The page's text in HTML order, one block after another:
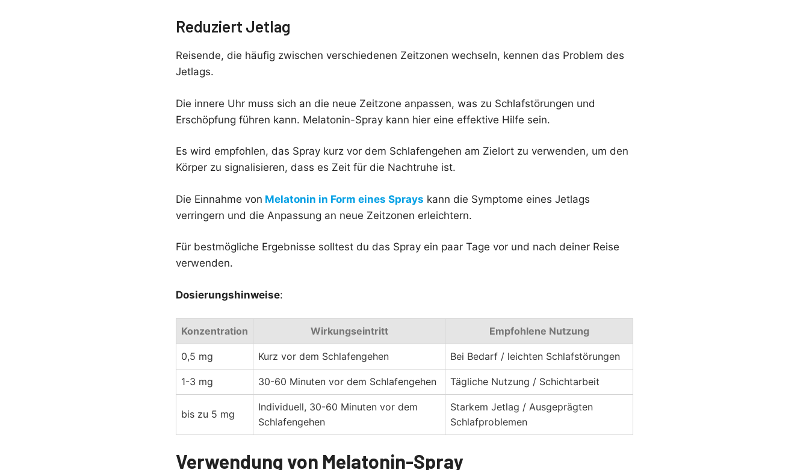
Reduziert Jetlag
Reisende, die häufig zwischen verschiedenen Zeitzonen wechseln, kennen das Problem des
Jetlags.
Die innere Uhr muss sich an die neue Zeitzone anpassen, was zu Schlafstörungen und
Erschöpfung führen kann. Melatonin-Spray kann hier eine effektive Hilfe sein.
Es wird empfohlen, das Spray kurz vor dem Schlafengehen am Zielort zu verwenden, um den
Körper zu signalisieren, dass es Zeit für die Nachtruhe ist.
Die Einnahme von Melatonin in Form eines Sprays kann die Symptome eines Jetlags
verringern und die Anpassung an neue Zeitzonen erleichtern.
Für bestmögliche Ergebnisse solltest du das Spray ein paar Tage vor und nach deiner Reise
verwenden.
Dosierungshinweise:
Konzentration Wirkungseintritt Empfohlene Nutzung
0,5 mg Kurz vor dem Schlafengehen Bei Bedarf / leichten Schlafstörungen
1-3 mg 30-60 Minuten vor dem Schlafengehen Tägliche Nutzung / Schichtarbeit
bis zu 5 mg
Individuell, 30-60 Minuten vor dem
Schlafengehen
Starkem Jetlag / Ausgeprägten
Schlafproblemen
Verwendung von Melatonin-Spray